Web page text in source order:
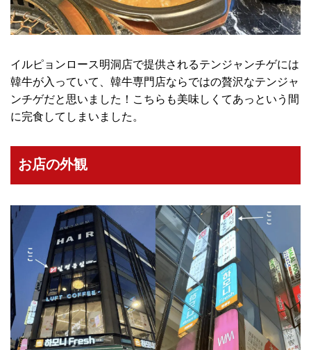
イルピョンロース明洞店で提供されるテンジャンチゲには
韓牛が入っていて、韓牛専門店ならではの贅沢なテンジャ
ンチゲだと思いました！こちらも美味しくてあっという間
に完食してしまいました。
お店の外観